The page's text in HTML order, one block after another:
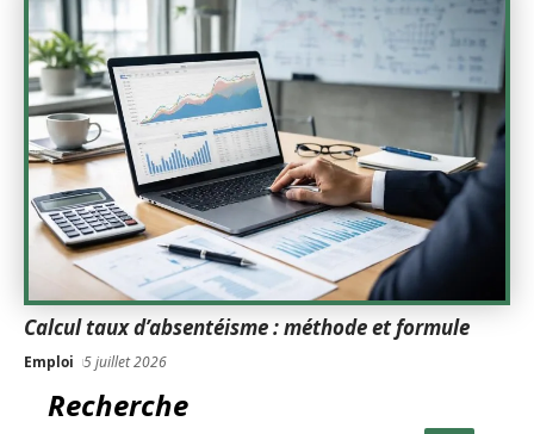
Calcul taux d’absentéisme : méthode et formule
Emploi 5 juillet 2026
Recherche